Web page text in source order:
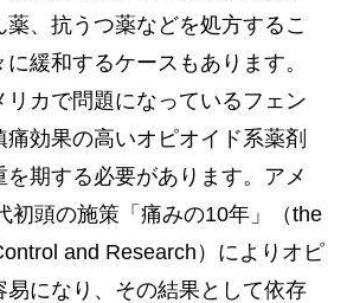
、抗うつ薬などを処方するこ
緩和するケースもあります。
リカで問題になっているフェン
痛効果の高いオピオイド系薬剤
期する必要があります。アメ
初頭の施策「痛みの10年」（the
and Research）によりオピ
易になり、その結果として依存